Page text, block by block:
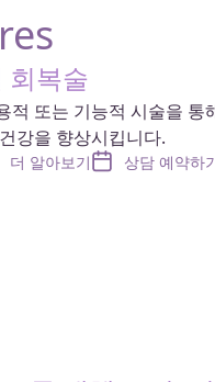
회복술
적 또는 기능적 시술을
강을 향상시킵니다.
더 알아보기 상담 예약하